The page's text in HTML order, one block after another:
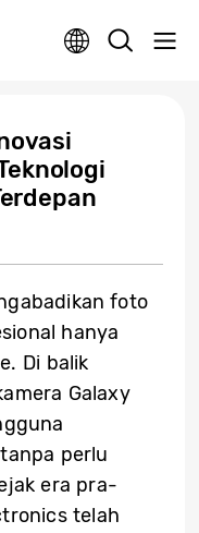
foto
hanya
Di balik
Galaxy
perlu
era pra-
telah